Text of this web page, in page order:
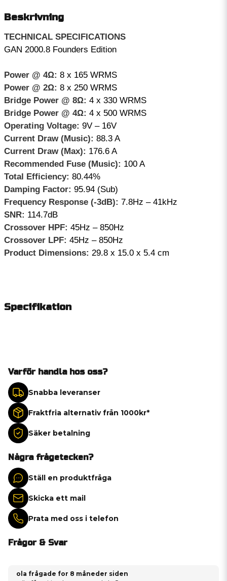
Beskrivning
TECHNICAL SPECIFICATIONS
GAN 2000.8 Founders Edition
Power @ 4Ω: 8 x 165 WRMS
Power @ 2Ω: 8 x 250 WRMS
Bridge Power @ 8Ω: 4 x 330 WRMS
Bridge Power @ 4Ω: 4 x 500 WRMS
Operating Voltage: 9V – 16V
Current Draw (Music): 88.3 A
Current Draw (Max): 176.6 A
Recommended Fuse (Music): 100 A
Total Efficiency: 80.44%
Damping Factor: 95.94 (Sub)
Frequency Response (-3dB): 7.8Hz – 41kHz
SNR: 114.7dB
Crossover HPF: 45Hz – 850Hz
Crossover LPF: 45Hz – 850Hz
Product Dimensions: 29.8 x 15.0 x 5.4 cm
Specifikation
Varför handla hos oss?
Snabba leveranser
Fraktfria alternativ från 1000kr*
Säker betalning
Några frågetecken?
Ställ en produktfråga
Skicka ett mail
Prata med oss i telefon
Frågor & Svar
ola frågade for 8 måneder siden